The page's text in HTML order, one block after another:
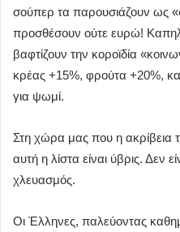
σούπερ τα παρουσιάζουν ως
προσθέσουν ούτε ευρώ!
βαφτίζουν την κοροϊδία
κρέας +15%, φρούτα +20%,
για ψωμί.
Στη χώρα μας που η ακρίβεια
αυτή η λίστα είναι ύβρις. Δεν
χλευασμός.
Οι Έλληνες, παλεύοντας